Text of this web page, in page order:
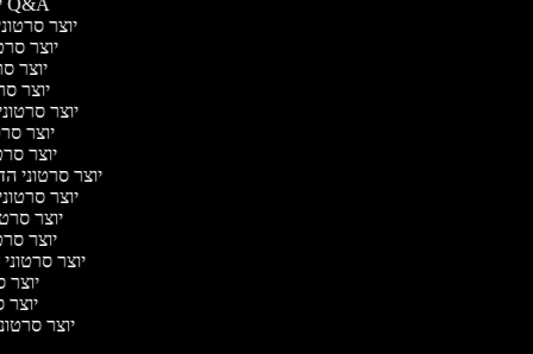
יוצר סרטוני Q&A
יוצר
יוצר
יוצר
יוצר
יוצר
יוצר
יוצר
יוצר סרטוני
יוצר
יוצר
יוצר
יוצר
יוצר
יוצר
יוצר